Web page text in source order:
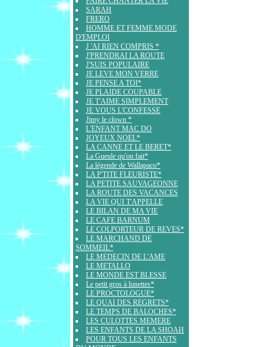
SARAH
FRERO
HOMME ET FEMME MODE
D'EMPLOI
J 'AI RIEN COMPRIS *
J'PRENDRAI LA ROUTE
J'SUIS POPULAIRE
JE LEVE MON VERRE
JE PENSE A TOI*
JE PLAIDE COUPABLE
JE T'AIME SIMPLEMENT
JE VOUS L'CONFESSE
Jimy le clown *
L'ENFANT MAC DO
JOYEUX NOEL*
LA CANNE ET LE BERET*
La Gueule qu'on fait*
La légende de Wallapaco*
LA P'TITE FLEURISTE*
LA PETITE SAUVAGEONNE
LA ROUTE DES VACANCES
LA VIE QUI T'APPELLE
LE BILAN DE MA VIE
LE CAFE BARNUM
LE COLPORTEUR DE REVES*
LE MARCHAND DE
SOMMEIL*
LE MEDECIN DE L'AME
LE METALLO
LE MONDE EST BLESSE
Le petit gros à lunettes*
LE PROCTOLOGUE*
LE QUAI DES REGRETS*
LE TEMPS DE BALOCHES*
LES CULOTTES MEMERE
LES ENFANTS DE LA SHOAH
POUR TOUS LES ENFANTS